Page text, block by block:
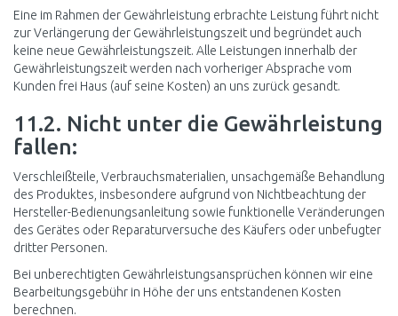
Eine im Rahmen der Gewährleistung erbrachte Leistung führt nicht
zur Verlängerung der Gewährleistungszeit und begründet auch
keine neue Gewährleistungszeit. Alle Leistungen innerhalb der
Gewährleistungszeit werden nach vorheriger Absprache vom
Kunden frei Haus (auf seine Kosten) an uns zurück gesandt.
11.2. Nicht unter die Gewährleistung
fallen:
Verschleißteile, Verbrauchsmaterialien, unsachgemäße Behandlung
des Produktes, insbesondere aufgrund von Nichtbeachtung der
Hersteller-Bedienungsanleitung sowie funktionelle Veränderungen
des Gerätes oder Reparaturversuche des Käufers oder unbefugter
dritter Personen.
Bei unberechtigten Gewährleistungsansprüchen können wir eine
Bearbeitungsgebühr in Höhe der uns entstandenen Kosten
berechnen.